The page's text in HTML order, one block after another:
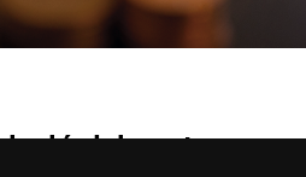
del centre